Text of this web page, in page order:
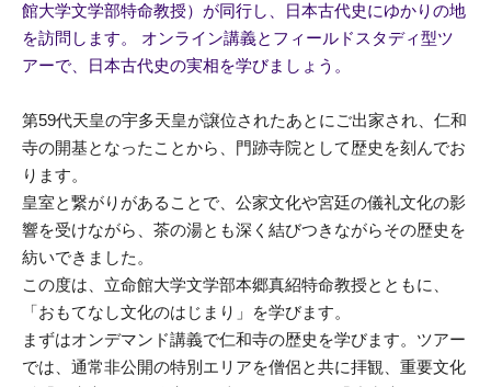
館大学文学部特命教授）が同行し、日本古代史にゆかりの地
を訪問します。 オンライン講義とフィールドスタディ型ツ
アーで、日本古代史の実相を学びましょう。
第59代天皇の宇多天皇が譲位されたあとにご出家され、仁和
寺の開基となったことから、門跡寺院として歴史を刻んでお
ります。
皇室と繋がりがあることで、公家文化や宮廷の儀礼文化の影
響を受けながら、茶の湯とも深く結びつきながらその歴史を
紡いできました。
この度は、立命館大学文学部本郷真紹特命教授とともに、
「おもてなし文化のはじまり」を学びます。
まずはオンデマンド講義で仁和寺の歴史を学びます。ツアー
では、通常非公開の特別エリアを僧侶と共に拝観、重要文化